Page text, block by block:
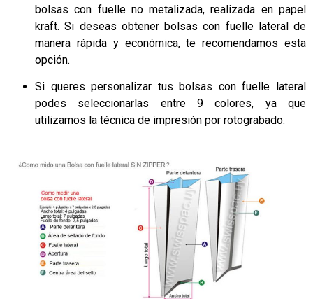
bolsas con fuelle no metalizada, realizada en papel
kraft. Si deseas obtener bolsas con fuelle lateral de
manera rápida y económica, te recomendamos esta
opción.
Si queres personalizar tus bolsas con fuelle lateral
podes seleccionarlas entre 9 colores, ya que
utilizamos la técnica de impresión por rotograbado.